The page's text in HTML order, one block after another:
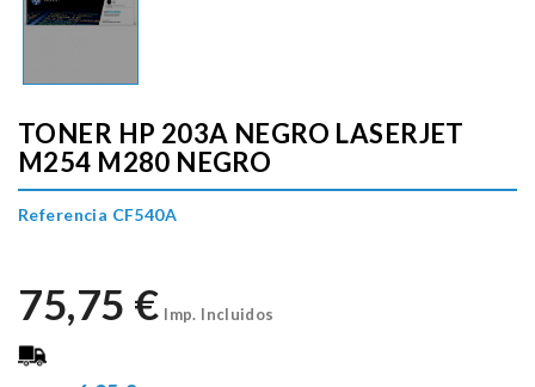
TONER HP 203A NEGRO LASERJET
M254 M280 NEGRO
Referencia CF540A
75,75 € Imp. Incluidos